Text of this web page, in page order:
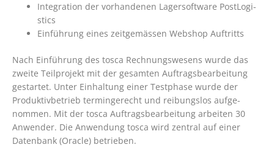
Integration der vorhandenen Lagersoftware PostLogi­
stics
Einführung eines zeitgemässen Webshop Auftritts
Nach Einführung des tosca Rechnungswesens wurde das
zweite Teilprojekt mit der gesamten Auftragsbearbeitung
gestartet. Unter Einhaltung einer Testphase wurde der
Produktivbetrieb termingerecht und reibungslos aufge­
nommen. Mit der tosca Auftragsbearbeitung arbeiten 30
Anwender. Die Anwendung tosca wird zentral auf einer
Datenbank (Oracle) betrieben.